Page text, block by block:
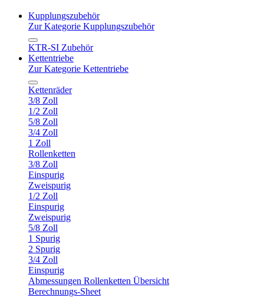
Kupplungszubehör
Zur Kategorie Kupplungszubehör
KTR-SI Zubehör
Kettentriebe
Zur Kategorie Kettentriebe
Kettenräder
3/8 Zoll
1/2 Zoll
5/8 Zoll
3/4 Zoll
1 Zoll
Rollenketten
3/8 Zoll
Einspurig
Zweispurig
1/2 Zoll
Einspurig
Zweispurig
5/8 Zoll
1 Spurig
2 Spurig
3/4 Zoll
Einspurig
Abmessungen Rollenketten Übersicht
Berechnungs-Sheet